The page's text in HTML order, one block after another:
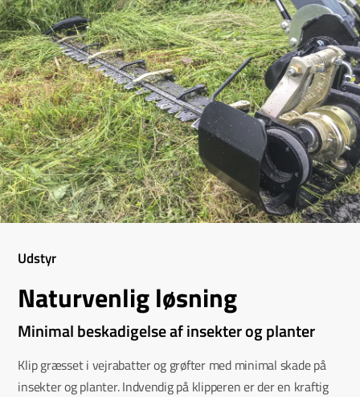
Udstyr
Naturvenlig løsning
Minimal beskadigelse af insekter og planter
Klip græsset i vejrabatter og grøfter med minimal skade på
insekter og planter. Indvendig på klipperen er der en kraftig